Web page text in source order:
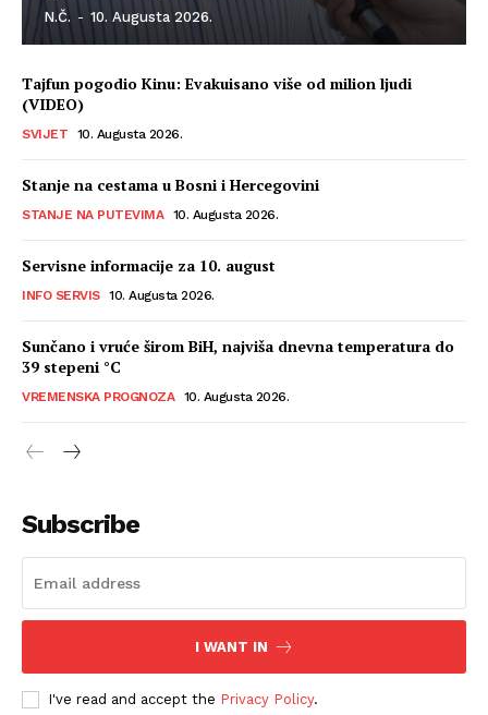
N.Č. - 10. Augusta 2026.
Tajfun pogodio Kinu: Evakuisano više od milion ljudi
(VIDEO)
SVIJET 10. Augusta 2026.
Stanje na cestama u Bosni i Hercegovini
STANJE NA PUTEVIMA 10. Augusta 2026.
Servisne informacije za 10. august
INFO SERVIS 10. Augusta 2026.
Sunčano i vruće širom BiH, najviša dnevna temperatura do
39 stepeni °C
VREMENSKA PROGNOZA 10. Augusta 2026.
Subscribe
I WANT IN
I've read and accept the Privacy Policy.